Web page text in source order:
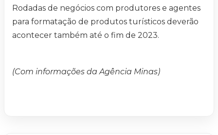
Rodadas de negócios com produtores e agentes
para formatação de produtos turísticos deverão
acontecer também até o fim de 2023.
(Com informações da Agência Minas)